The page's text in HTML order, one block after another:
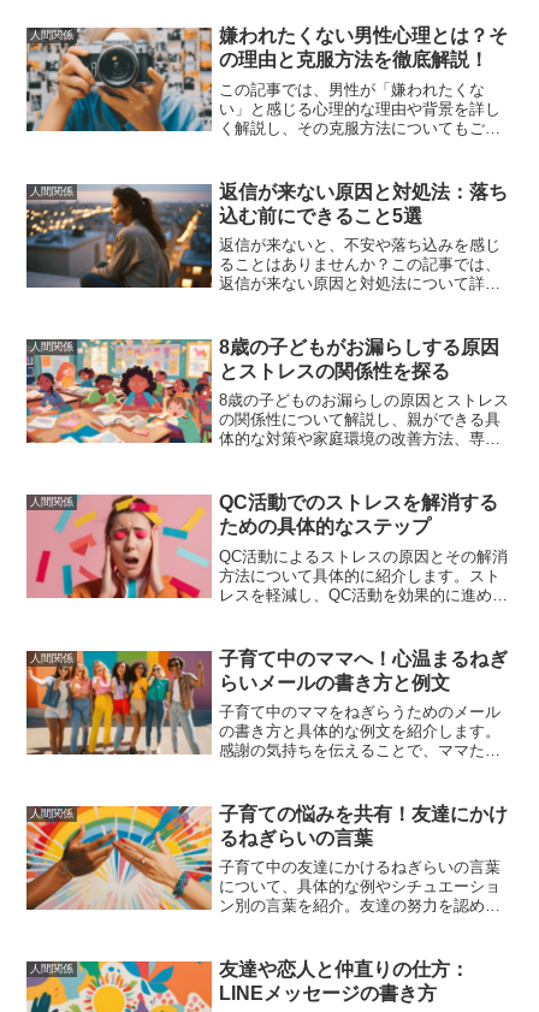
人間関係
嫌われたくない男性心理とは？そ
の理由と克服方法を徹底解説！
この記事では、男性が「嫌われたくな
い」と感じる心理的な理由や背景を詳し
く解説し、その克服方法についてもご紹
を提供します。
人間関係
返信が来ない原因と対処法：落ち
込む前にできること5選
返信が来ないと、不安や落ち込みを感じ
ることはありませんか？この記事では、
返信が来ない原因と対処法について詳し
落ち込む前にできることを知り、不安を
解消し、前向きな気持ちを取り戻す方法
をお伝えします。
人間関係
8歳の子どもがお漏らしする原因
とストレスの関係性を探る
8歳の子どものお漏らしの原因とストレス
の関係性について解説し、親ができる具
体的な対策や家庭環境の改善方法、専門
人間関係
QC活動でのストレスを解消する
ための具体的なステップ
QC活動によるストレスの原因とその解消
方法について具体的に紹介します。スト
レスを軽減し、QC活動を効果的に進める
人間関係
子育て中のママへ！心温まるねぎ
らいメールの書き方と例文
子育て中のママをねぎらうためのメール
の書き方と具体的な例文を紹介します。
感謝の気持ちを伝えることで、ママたち
人間関係
子育ての悩みを共有！友達にかけ
るねぎらいの言葉
子育て中の友達にかけるねぎらいの言葉
について、具体的な例やシチュエーショ
ン別の言葉を紹介。友達の努力を認め、
人間関係
友達や恋人と仲直りの仕方：
LINEメッセージの書き方